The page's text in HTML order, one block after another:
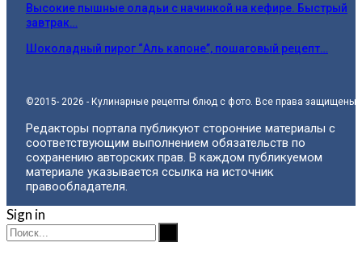
Высокие пышные оладьи c начинкой на кефире. Быстрый
завтрак…
Шоколадный пирог “Аль капоне”, пошаговый рецепт…
©2015- 2026 - Кулинарные рецепты блюд с фото. Все права защищены.
Редакторы портала публикуют сторонние материалы с
соответствующим выполнением обязательств по
сохранению авторских прав. В каждом публикуемом
материале указывается ссылка на источник
правообладателя.
Sign in